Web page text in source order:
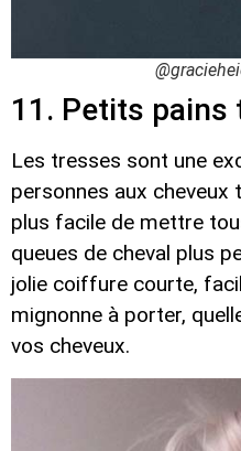
11. Petits pains
Les tresses sont une
personnes aux
plus facile de mettre
queues de cheval plus
jolie coiffure courte,
mignonne à porter,
vos cheveux.